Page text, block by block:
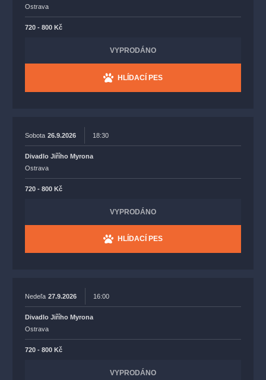
Ostrava
720 - 800 Kč
VYPRODÁNO
HLÍDACÍ PES
Sobota 26.9.2026 18:30
Divadlo Jiřího Myrona
Ostrava
720 - 800 Kč
VYPRODÁNO
HLÍDACÍ PES
Nedeľa 27.9.2026 16:00
Divadlo Jiřího Myrona
Ostrava
720 - 800 Kč
VYPRODÁNO